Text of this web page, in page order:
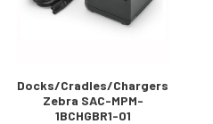
Docks/Cradles/Chargers
Zebra SAC-MPM-
1BCHGBR1-01